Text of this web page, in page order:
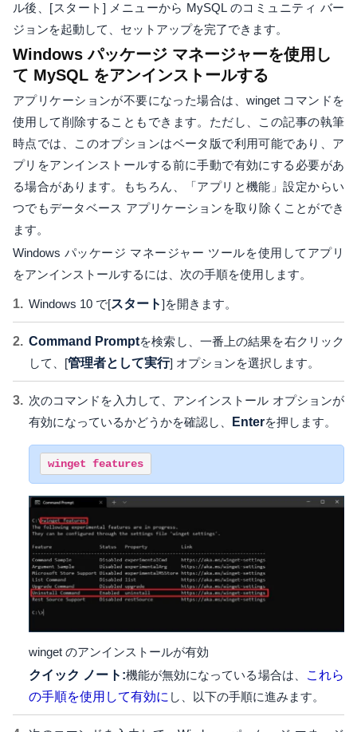
ル後、[スタート] メニューから MySQL のコミュニティ バー
ジョンを起動して、セットアップを完了できます。
Windows パッケージ マネージャーを使用し
て MySQL をアンインストールする
アプリケーションが不要になった場合は、winget コマンドを
使用して削除することもできます。ただし、この記事の執筆
時点では、このオプションはベータ版で利用可能であり、ア
プリをアンインストールする前に手動で有効にする必要があ
る場合があります。もちろん、「アプリと機能」設定からい
つでもデータベース アプリケーションを取り除くことができ
ます。
Windows パッケージ マネージャー ツールを使用してアプリ
をアンインストールするには、次の手順を使用します。
Windows 10 で[スタート]を開きます。
Command Promptを検索し、一番上の結果を右クリック
して、[管理者として実行] オプションを選択します。
次のコマンドを入力して、アンインストール オプションが
有効になっているかどうかを確認し、
Enterを押します。
winget features
winget のアンインストールが有効
クイック ノート:機能が無効になっている場合は、
これら
の手順を使用して有効に し、以下の手順に進みます。